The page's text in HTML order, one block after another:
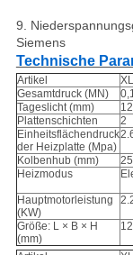
9.
Siemens
Technische
Artikel
Gesamtdruck (MN)
Tageslicht (mm)
Plattenschichten
2
Einheitsflächendruck
der Heizplatte (Mpa)
Kolbenhub (mm)
Heizmodus
Hauptmotorleistung
(KW)
Größe: L × B × H
(mm)